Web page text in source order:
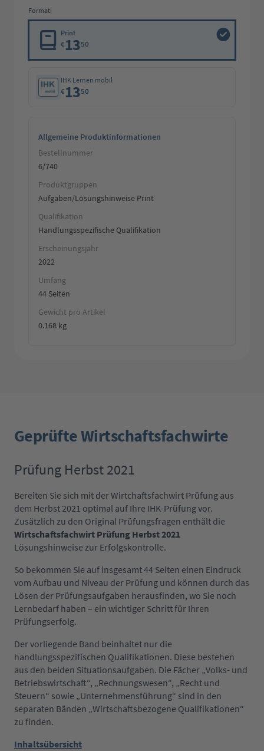
Format:
Print
€1350
IHK Lernen mobil
€1350
Allgemeine Produktinformationen
Bestellnummer
6/740
Produktgruppen
Aufgaben/Lösungshinweise Print
Qualifikation
Handlungsspezifische Qualifikation
Erscheinungsjahr
2022
Umfang
44 Seiten
Gewicht pro Artikel
0.168 kg
Geprüfte Wirtschaftsfachwirte
Prüfung Herbst 2021
Bereiten Sie sich mit der Wirtchaftsfachwirt Prüfung aus
dem Herbst 2021 optimal auf Ihre IHK-Prüfung vor.
Zusätzlich zu den Original Prüfungsfragen enthält die
Wirtschaftsfachwirt Prüfung Herbst 2021
Lösungshinweise zur Erfolgskontrolle.
So bekommen Sie auf insgesamt 44 Seiten einen Eindruck
vom Aufbau und Niveau der Prüfung und können durch das
Lösen der Prüfungsaufgaben herausfinden, wo Sie noch
Lernbedarf haben – ein wichtiger Schritt für Ihren
Prüfungserfolg.
Der vorliegende Band beinhaltet nur die
handlungsspezifischen Qualifikationen. Diese bestehen
aus den beiden Situationsaufgaben. Die Fächer „Volks- und
Betriebswirtschaft“, „Rechnungswesen“, „Recht und
Steuern“ sowie „Unternehmensführung“ sind in den
separaten Bänden „Wirtschaftsbezogene Qualifikationen“
zu finden.
Inhaltsübersicht